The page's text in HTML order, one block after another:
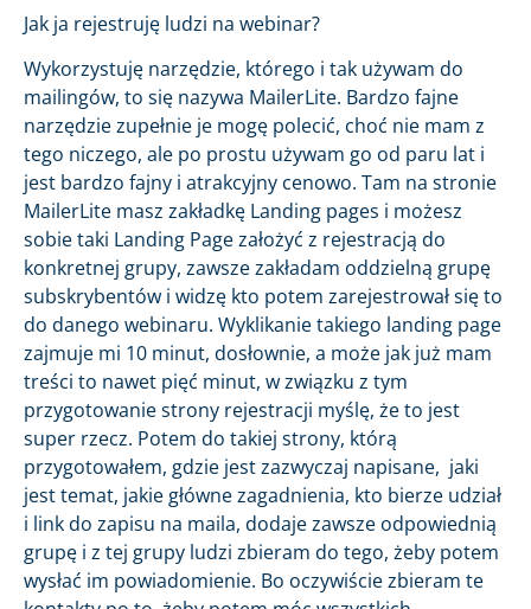
Jak ja rejestruję ludzi na webinar?
Wykorzystuję narzędzie, którego i tak używam do
mailingów, to się nazywa MailerLite. Bardzo fajne
narzędzie zupełnie je mogę polecić, choć nie mam z
tego niczego, ale po prostu używam go od paru lat i
jest bardzo fajny i atrakcyjny cenowo. Tam na stronie
MailerLite masz zakładkę Landing pages i możesz
sobie taki Landing Page założyć z rejestracją do
konkretnej grupy, zawsze zakładam oddzielną grupę
subskrybentów i widzę kto potem zarejestrował się to
do danego webinaru. Wyklikanie takiego landing page
zajmuje mi 10 minut, dosłownie, a może jak już mam
treści to nawet pięć minut, w związku z tym
przygotowanie strony rejestracji myślę, że to jest
super rzecz. Potem do takiej strony, którą
przygotowałem, gdzie jest zazwyczaj napisane, jaki
jest temat, jakie główne zagadnienia, kto bierze udział
i link do zapisu na maila, dodaje zawsze odpowiednią
grupę i z tej grupy ludzi zbieram do tego, żeby potem
wysłać im powiadomienie. Bo oczywiście zbieram te